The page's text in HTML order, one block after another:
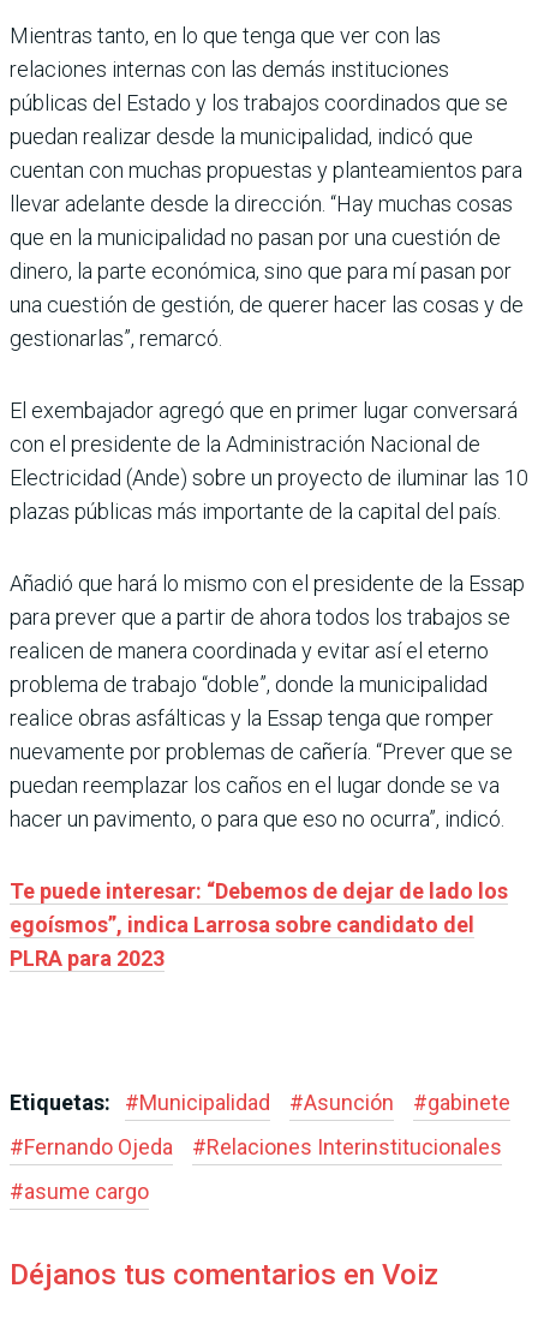
Mientras tanto, en lo que tenga que ver con las
relaciones internas con las demás instituciones
públicas del Estado y los trabajos coordinados que se
puedan realizar desde la municipalidad, indicó que
cuentan con muchas propuestas y planteamientos para
llevar adelante desde la dirección. “Hay muchas cosas
que en la municipalidad no pasan por una cuestión de
dinero, la parte económica, sino que para mí pasan por
una cuestión de gestión, de querer hacer las cosas y de
gestionarlas”, remarcó.
El exembajador agregó que en primer lugar conversará
con el presidente de la Administración Nacional de
Electricidad (Ande) sobre un proyecto de iluminar las 10
plazas públicas más importante de la capital del país.
Añadió que hará lo mismo con el presidente de la Essap
para prever que a partir de ahora todos los trabajos se
realicen de manera coordinada y evitar así el eterno
problema de trabajo “doble”, donde la municipalidad
realice obras asfálticas y la Essap tenga que romper
nuevamente por problemas de cañería. “Prever que se
puedan reemplazar los caños en el lugar donde se va
hacer un pavimento, o para que eso no ocurra”, indicó.
Te puede interesar: “Debemos de dejar de lado los
egoísmos”, indica Larrosa sobre candidato del
PLRA para 2023
Etiquetas: #Municipalidad #Asunción #gabinete
#Fernando Ojeda #Relaciones Interinstitucionales
#asume cargo
Déjanos tus comentarios en Voiz